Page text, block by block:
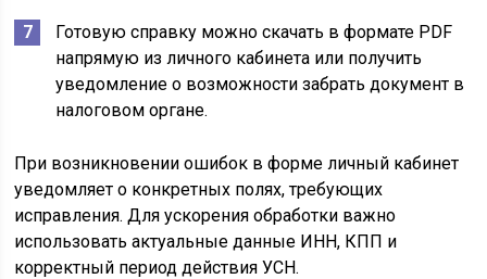
Готовую справку можно скачать в формате PDF
напрямую из личного кабинета или получить
уведомление о возможности забрать документ в
налоговом органе.
При возникновении ошибок в форме личный кабинет
уведомляет о конкретных полях, требующих
исправления. Для ускорения обработки важно
использовать актуальные данные ИНН, КПП и
корректный период действия УСН.